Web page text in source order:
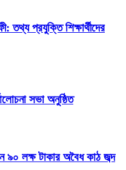
তথ্য প্রযুক্তি শিক্ষার্থীদের
সভা অনুষ্ঠিত
৯০ লক্ষ টাকার অবৈধ কাঠ জব্দ